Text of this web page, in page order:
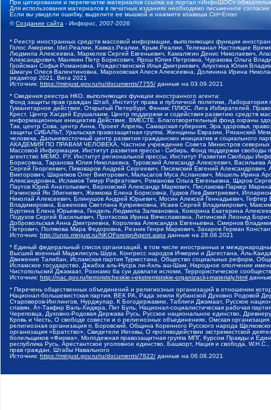
При цитировании и перепечатке материалов ссылка на портал «ИнфоШОС»
Для использования материалов в печатных изданиях необходимо письменное
Если вы увидели ошибку, выделите ее мышкой и нажмите клавиши Ctrl+Enter
©Создание сайта - Инфорос, 2007-2026
* Реестр иностранных средств массовой информации, выполняющих функции
Голос Америки, Idel.Реалии, Кавказ.Реалии, Крым.Реалии, Телеканал Настоящее
Людмила Алексеевна, Маркелов Сергей Евгеньевич, Камалягин Денис Николаевич,
Александрович, Маняхин Петр Борисович, Ярош Юлия Петровна, Чуракова Ольга
Гройсман Софья Романовна, Рождественский Илья Дмитриевич, Апухтина Юлия
Шмагун Олеся Валентиновна, Мароховская Алеся Алексеевна, Долинина Ирина
редактор 2021, Вега 2021
Источник: https://minjust.gov.ru/ru/documents/7755/ данные на 03.09.2021
* Сведения реестра НКО, выполняющих функции иностранного агента:
Фонд защиты прав граждан Штаб, Институт права и публичной политики,
Гуманитарное действие, Открытый Петербург, Феникс ПЛЮС, Лига Избирателей,
Крест, Центр Хасдей Ерушалаим, Центр поддержки и содействия развитию средств
информационных инициатив Действие, ВМЕСТЕ, Благотворительный фонд охраны
Так, центр Сова, центр Анна, Проект Апрель, Самарская губерния, Эра здоровья,
защиты СИБАЛЬТ, Уральская правозащитная группа, Женщины Евразии, Рязанский
человека, Дальневосточный центр развития гражданских инициатив и социального
АКАДЕМИЯ ПО ПРАВАМ ЧЕЛОВЕКА, Частное учреждение Совета Министров северных
Массовой Информации, Институт развития прессы - Сибирь, Фонд поддержки
агентство МЕМО. РУ, Институт региональной прессы, Институт Развития Свободы
Борисовна, Таранова Юлия Николаевна, Туровский Александр Алексеевич,
Сергей Георгиевич, Пивоваров Андрей Сергеевич, Писемский Евгений
Викторович, Шарипков Олег Викторович, Мальсагов Муса Асланович, Мошель Ирина
Александровна, Исламов Тимур Рифгатович, Романова Ольга Евгеньевна, Щаров
Паутов Юрий Анатольевич, Верховский Александр Маркович, Пислакова-Паркер
Рачинский Ян Збигневич, Жемкова Елена Борисовна, Гудков Лев Дмитриевич,
Николай Алексеевич, Блинушов Андрей Юрьевич, Мосин Алексей Геннадьевич,
Владимировна, Баженова Светлана Куприяновна, Исаев Сергей Владимирович,
Буртина Елена Юрьевна, Гендель Людмила Залмановна, Кокорина Екатерина
Подузов Сергей Васильевич, Протасова Ирина Вячеславовна, Литинский Леонид
Добровольская Анна Дмитриевна, Королева Александра Евгеньевна, Смирнов
Петрович, Полякова Мара Федоровна, Резник Генри Маркович, Захаров Герман
Источник: http://unro.minjust.ru/NKOForeignAgent.aspx данные на 28.08.2021
* Единый федеральный список организаций, в том числе иностранных и
Высший военный Маджлисуль Шура, Конгресс народов Ичкерии и Дагестана, Аль-
Движение Талибан, Исламская партия Туркестана, Общество социальных реформ,
Исламское государство, Джабха аль-Нусра ли-Ахль аш-Шам, Народное ополчение
Чистопольский Джамаат, Рохнамо ба суи давлати исломи, Террористическое
Источник: http://nac.gov.ru/terroristicheskie-i-ekstremistskie-organizacii-i-materialy.html
* Перечень общественных объединений и религиозных организаций в отношении
Национал-большевистская партия, ВЕК РА, Рада земли Кубанской Духовно Родовой
Староверов-Инглингов, Нурджулар, К Богодержавию, Таблиги Джамаат, Русское
славян, Ат-Такфир Валь-Хиджра, Пит Буль, Национал-социалистическая рабочая
Череповца, Духовно-Родовая Держава Русь, Русское национальное единство,
Кровь и Честь, О свободе совести и о религиозных объединениях, Омская
религиозная организация п. Боровский, Община Коренного Русского народа
организация «Братство», Свидетели Иеговы, О противодействии экстремистской
болельщиков «Фирма», Молодежная правозащитная группа МПГ, Курсом Правды и
республика Русь, Арестантское уголовное единство, Башкорт, Нация и свобода,
прав граждан, Штабы Навального
Источник: https://minjust.gov.ru/ru/documents/7822/ данные на 06.08.2021